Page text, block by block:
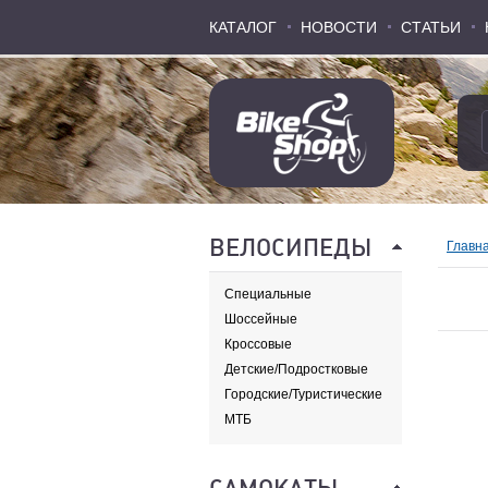
КАТАЛОГ НОВОСТИ СТАТЬИ
КАТАЛОГ НОВОСТИ СТАТЬИ
ВЕЛОСИПЕДЫ
Специальные
Шоссейные
Кроссовые
Детские/Подростковые
Городские/Туристические
МТБ